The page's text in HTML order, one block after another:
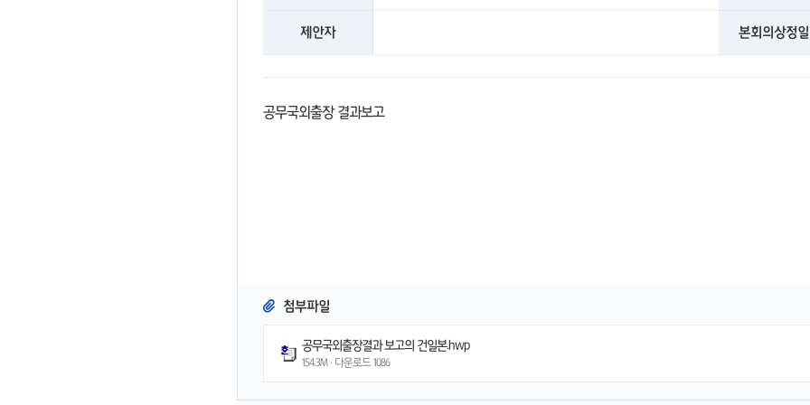
제안자 본회의상정일
공무국외출장 결과보고
첨부파일
공무국외출장결과 보고의 건일본.hwp
154.3M · 다운로드 1086